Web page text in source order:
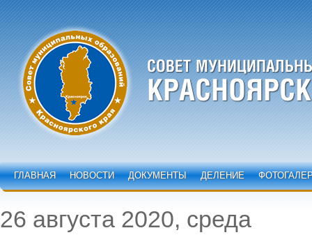
ГЛАВНАЯ НОВОСТИ ДОКУМЕНТЫ ДЕЛЕНИЕ
26 августа 2020, среда